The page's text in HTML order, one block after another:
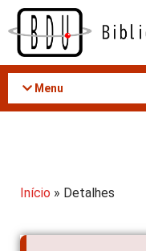
Acessar
conteúdo
Menu
Início » Detalhes